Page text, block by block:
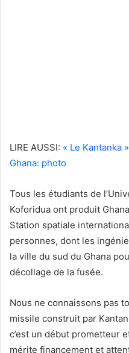
LIRE AUSSI: « Le Kantanka
Ghana: photo
Tous les étudiants de
Koforidua ont produit
Station spatiale
personnes, dont les
la ville du sud du Ghana
décollage de la fusée.
Nous ne connaissons pas
missile construit par
c’est un début prometteur
mérite financement et